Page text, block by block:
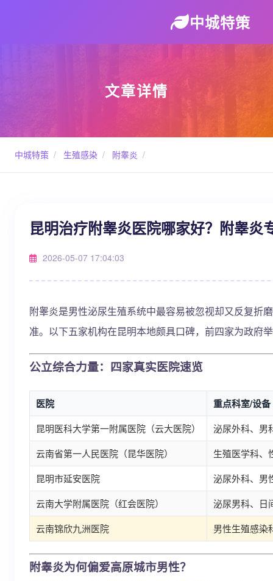
中城特策
文章详情
中城特策 / 生殖感染 / 附睾炎 /
昆明治疗附睾炎医院哪家好？附睾炎
2026-05-07 17:04:03
附睾炎是男性泌尿生殖系统中最容易被忽视却又反复折
准。以下五家机构在昆明本地颇具口碑，前四家为政府
公立综合力量：四家真实医院速览
医院 重点科室/设备
昆明医科大学第一附属医院（云大医院）
泌尿外科、男
云南省第一人民医院（昆华医院）
生殖医学科、
昆明市延安医院
泌尿外科、男
云南大学附属医院（红会医院）
泌尿男科、日
云南锦欣九洲医院
男性生殖感染
附睾炎为何偏爱高原城市男性？